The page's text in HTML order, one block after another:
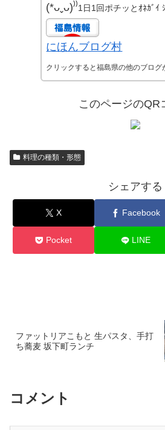
(*ᴗˬᴗ)⁾⁾1日1回ポチッとｵﾈｶﾞｲ
にほんブログ村
クリックすると福島県の他のブログ
このページのQR
料理の種類・形態
シェアする
X Facebook
Pocket LINE
ファットリアこもと 生パスタ、手打
ち蕎麦 坂下町ランチ
コメント